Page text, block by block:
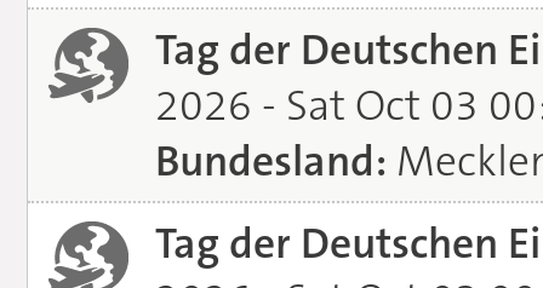
Tag der Deutschen
2026 - Sat Oct 03
Bundesland:
Tag der Deutschen